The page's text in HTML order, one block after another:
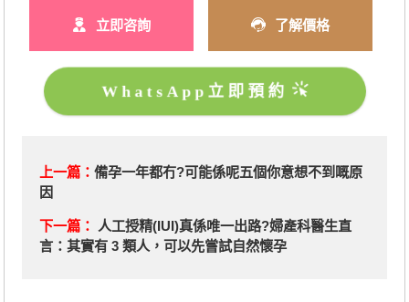
立即咨詢 了解價格
WhatsApp立即預約
上一篇： 備孕一年都冇?可能係呢五個你意想不到嘅原
因
下一篇：
人工授精(IUI)真係唯一出路?婦產科醫生直
言：其實有 3 類人，可以先嘗試自然懷孕